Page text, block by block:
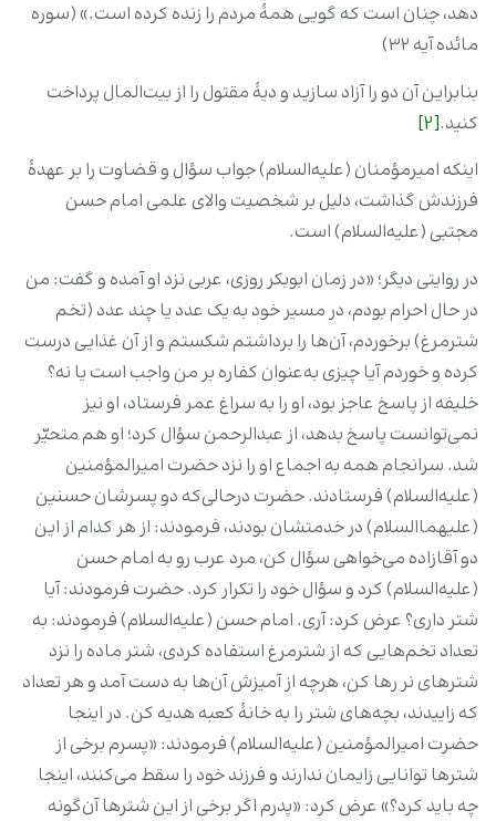
دهد، چنان است که گویی همۀ مردم را زنده کرده است.» (سوره
مائده آیه ۳۲)
بنابراین آن دو را آزاد سازید و دیۀ مقتول را از بیت‌المال پرداخت
کنید.[2]
اینکه امیرمؤمنان (علیه‌السلام) جواب سؤال و قضاوت را بر عهدۀ
فرزندش گذاشت، دلیل بر شخصیت والای علمی‌ امام حسن
مجتبی (علیه‌السلام) است.
در روایتی دیگر؛ «در زمان ابوبکر روزی، عربی نزد او آمده و گفت: من
در حال احرام بودم، در مسیر خود به یک عدد یا چند عدد (تخم
شترمرغ) برخوردم، آن‌ها را برداشتم شکستم و از آن غذایی درست
کرده و خوردم آیا چیزی به‌عنوان کفاره بر من واجب است یا نه؟
خلیفه از پاسخ عاجز بود، او را به سراغ عمر فرستاد، او نیز
نمی‌‏توانست پاسخ بدهد، از عبدالرحمن سؤال کرد؛ او هم متحیّر
شد. سرانجام همه به اجماع او را نزد حضرت امیرالمؤمنین
(علیه‌السلام) فرستادند. حضرت درحالی‌که دو پسرشان حسنین
(علیهماالسلام) در خدمتشان بودند، فرمودند: از هر کدام از این
دو آقازاده می‌‏خواهی سؤال کن، مرد عرب رو به امام حسن
(علیه‌السلام) کرد و سؤال خود را تکرار کرد. حضرت فرمودند: آیا
شتر داری؟ عرض کرد: آری. امام حسن (علیه‌السلام) فرمودند: به
تعداد تخم‌‏هایی که از شترمرغ استفاده کردی، شتر ماده را نزد
شترهای نر رها کن، هرچه از آمیزش آن‌ها به دست آمد و هر تعداد
که زاییدند، بچه‌های شتر را به خانۀ کعبه هدیه کن. در اینجا
حضرت امیرالمؤمنین (علیه‌السلام) فرمودند: «پسرم برخی از
شترها توانایی زایمان ندارند و فرزند خود را سقط می‌‏کنند، اینجا
چه باید کرد؟» عرض کرد: «پدرم اگر برخی از این شترها آن‌گونه